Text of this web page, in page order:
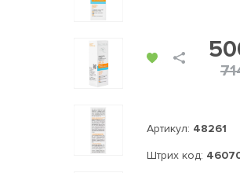
Артикул: 48261
Штрих код: